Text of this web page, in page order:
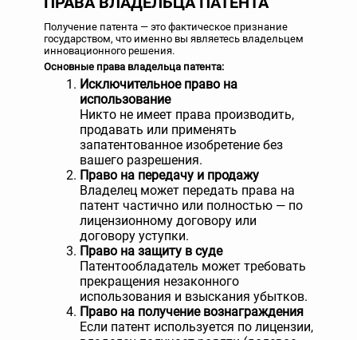
Получение патента — это фактическое признание
государством, что именно вы являетесь владельцем
инновационного решения.
Основные права владельца патента:
Исключительное право на
использование
Никто не имеет права производить,
продавать или применять
запатентованное изобретение без
вашего разрешения.
Право на передачу и продажу
Владелец может передать права на
патент частично или полностью — по
лицензионному договору или
договору уступки.
Право на защиту в суде
Патентообладатель может требовать
прекращения незаконного
использования и взыскания убытков.
Право на получение вознаграждения
Если патент используется по лицензии,